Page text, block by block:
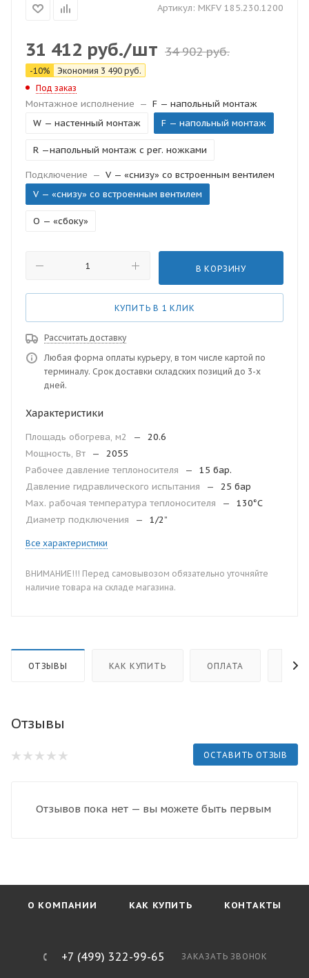
Артикул: MKFV 185.230.1200
31 412 руб./шт 34 902руб.
-10% Экономия 3 490 руб.
Под заказ
Монтажное исполнение — F — напольный монтаж
W — настенный монтаж
F — напольный монтаж
R —напольный монтаж с рег. ножками
Подключение — V — «снизу» со встроенным вентилем
V — «снизу» со встроенным вентилем
O — «сбоку»
В КОРЗИНУ
КУПИТЬ В 1 КЛИК
Рассчитать доставку
Любая форма оплаты курьеру, в том числе картой по
терминалу. Срок доставки складских позиций до 3-х
дней.
Характеристики
Площадь обогрева, м2 —
20.6
Мощность, Вт
—
2055
Рабочее давление теплоносителя
—
15 бар.
Давление гидравлического испытания
—
25 бар
Мax. рабочая температура теплоносителя
—
130°С
Диаметр подключения
— 1/2”
Все характеристики
ВНИМАНИЕ!!! Перед самовывозом обязательно уточняйте
наличие товара на складе магазина.
ОТЗЫВЫ КАК КУПИТЬ ОПЛАТА
Отзывы
ОСТАВИТЬ ОТЗЫВ
Отзывов пока нет — вы можете быть первым
О КОМПАНИИ КАК КУПИТЬ КОНТАКТЫ
+7 (499) 322-99-65 ЗАКАЗАТЬ ЗВОНОК